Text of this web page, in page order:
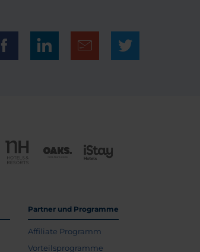
Partner und Programme
Affiliate Programm
Vorteilsprogramme